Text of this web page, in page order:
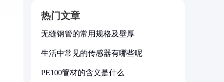
热门文章
无缝钢管的常用规格及壁厚
生活中常见的传感器有哪些呢
PE100管材的含义是什么